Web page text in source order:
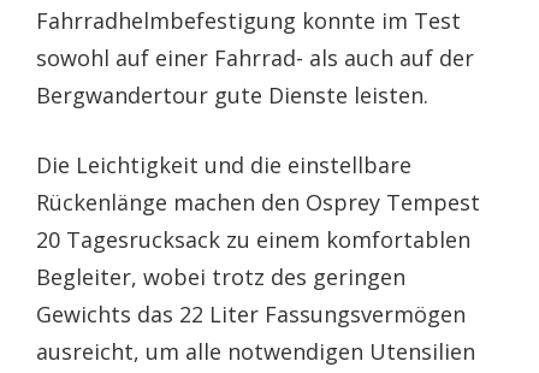
Fahrradhelmbefestigung konnte im Test
sowohl auf einer Fahrrad- als auch auf der
Bergwandertour gute Dienste leisten.
Die Leichtigkeit und die einstellbare
Rückenlänge machen den Osprey Tempest
20 Tagesrucksack zu einem komfortablen
Begleiter, wobei trotz des geringen
Gewichts das 22 Liter Fassungsvermögen
ausreicht, um alle notwendigen Utensilien